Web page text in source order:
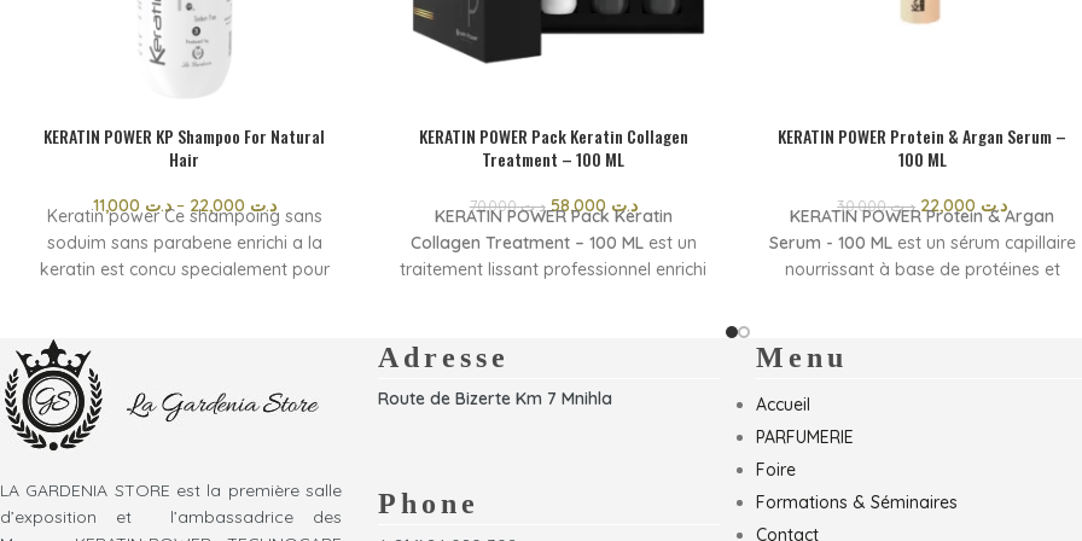
KERATIN POWER KP Shampoo For Natural
Hair
د.ت– د.ت
Keratin power Ce shampoing sans
soduim sans parabene enrichi a la
keratin est concu specialement pour
KERATIN POWER Pack Keratin Collagen
Treatment – 100 ML
د.ت70,000 د.ت
KERATIN POWER Pack Keratin
Collagen Treatment – 100 MLest un
traitement lissant professionnel enrichi
discipliner les cheveux, à réduire les
renforçant la fibre capillaire.
améliore leur souplesse et leur
KERATIN POWER Protein & Argan Serum –
100 ML
د.ت30,000 د.ت
KERATIN POWER Protein & Argan
Serum - 100 MLest un sérum capillaire
nourrissant à base de protéines et
réduire les frisottis. Sa formule légère
coiffage sans alourdir les cheveux.
Convient à tous types de cheveux
LA GARDENIA STORE est la première salle
d’exposition et l’ambassadrice des
Adresse
Route de Bizerte Km 7 Mnihla
Phone
Menu
Accueil
PARFUMERIE
Foire
Formations & Séminaires
Contact